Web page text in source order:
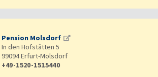
Pension Molsdorf
In den Hofstätten 5
99094Erfurt-Molsdorf
+49-1520-1515440